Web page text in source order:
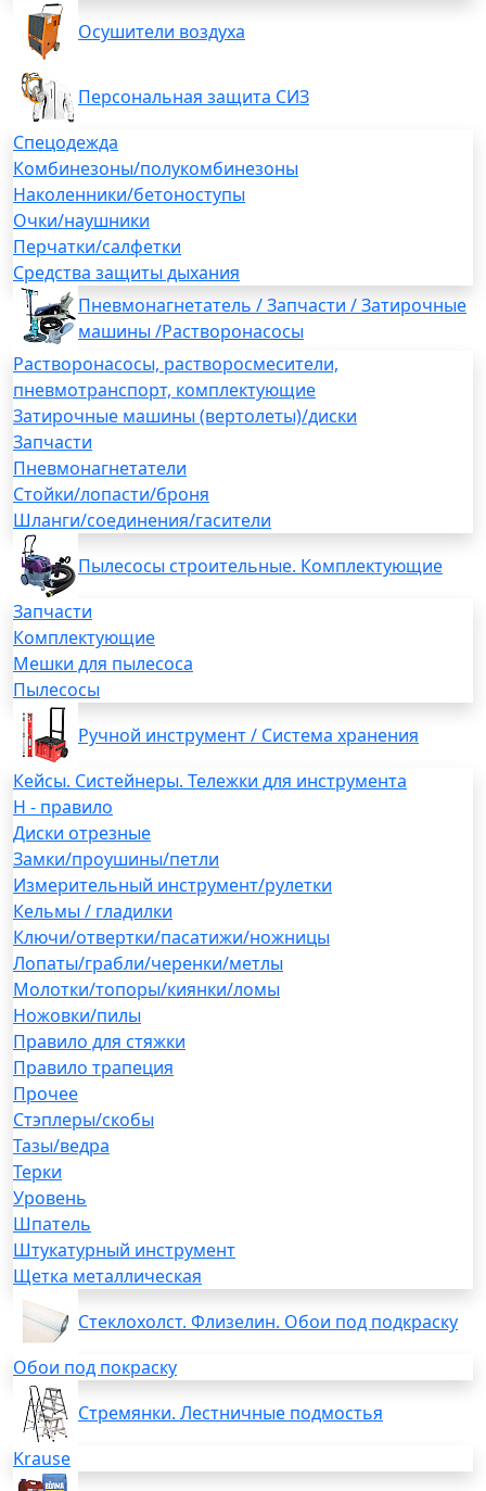
Осушители воздуха
Персональная защита СИЗ
Спецодежда
Комбинезоны/полукомбинезоны
Наколенники/бетоноступы
Очки/наушники
Перчатки/салфетки
Средства защиты дыхания
Пневмонагнетатель / Запчасти / Затирочные
машины /Растворонасосы
Растворонасосы, растворосмесители,
пневмотранспорт, комплектующие
Затирочные машины (вертолеты)/диски
Запчасти
Пневмонагнетатели
Стойки/лопасти/броня
Шланги/соединения/гасители
Пылесосы строительные. Комплектующие
Запчасти
Комплектующие
Мешки для пылесоса
Пылесосы
Ручной инструмент / Система хранения
Кейсы. Систейнеры. Тележки для инструмента
H - правило
Диски отрезные
Замки/проушины/петли
Измерительный инструмент/рулетки
Кельмы / гладилки
Ключи/отвертки/пасатижи/ножницы
Лопаты/грабли/черенки/метлы
Молотки/топоры/киянки/ломы
Ножовки/пилы
Правило для стяжки
Правило трапеция
Прочее
Стэплеры/скобы
Тазы/ведра
Терки
Уровень
Шпатель
Штукатурный инструмент
Щетка металлическая
Стеклохолст. Флизелин. Обои под подкраску
Обои под покраску
Стремянки. Лестничные подмостья
Krause